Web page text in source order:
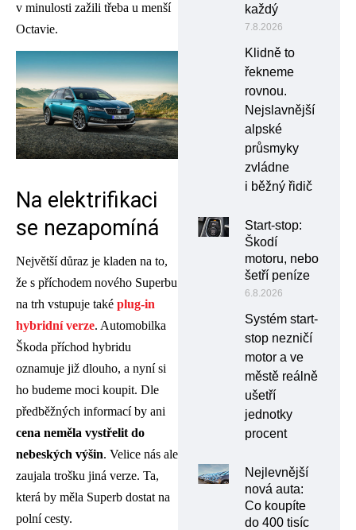
v minulosti zažili třeba u menší
Octavie.
Na elektrifikaci
se nezapomíná
Největší důraz je kladen na to,
že s příchodem nového Superbu
na trh vstupuje také plug-in
hybridní verze. Automobilka
Škoda příchod hybridu
oznamuje již dlouho, a nyní si
ho budeme moci koupit. Dle
předběžných informací by ani
cena neměla vystřelit do
nebeských výšin. Velice nás ale
zaujala trošku jiná verze. Ta,
která by měla Superb dostat na
polní cesty.
každý
7.8.2026
Klidně to
řekneme
rovnou.
Nejslavnější
alpské
průsmyky
zvládne
i běžný řidič
Start-stop:
Škodí
motoru, nebo
šetří peníze
6.8.2026
Systém start-
stop nezničí
motor a ve
městě reálně
ušetří
jednotky
procent
Nejlevnější
nová auta:
Co koupíte
do 400 tisíc